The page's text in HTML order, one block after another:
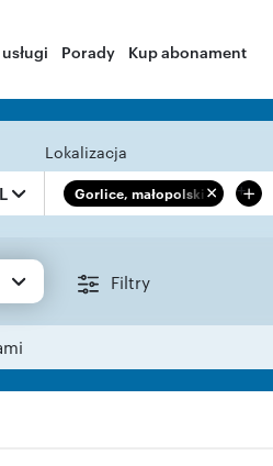
Porady Kup abonament
Lokalizacja
Gorlice, małopolskie +
Filtry